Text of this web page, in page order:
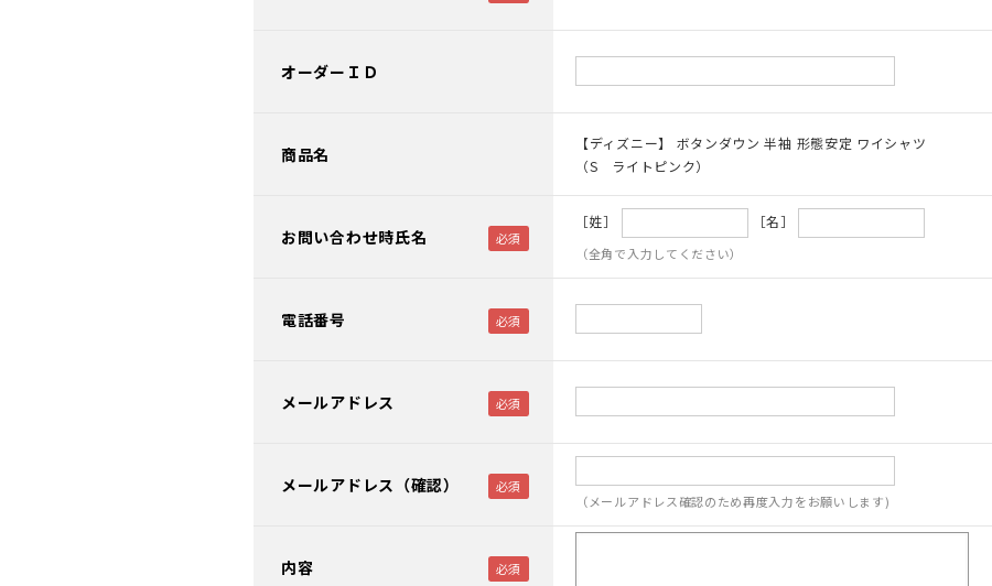
オーダーＩＤ
商品名
【ディズニー】 ボタンダウン 半袖 形態安定 ワイシャツ
（S ライトピンク）
お問い合わせ時氏名
［姓］ ［名］
（全角で入力してください）
電話番号
メールアドレス
メールアドレス（確認）
（メールアドレス確認のため再度入力をお願いします)
内容